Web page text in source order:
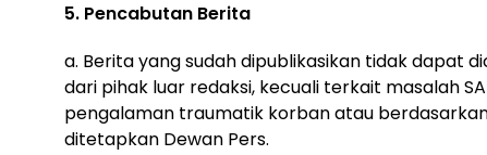
5. Pencabutan Berita
a. Berita yang sudah dipublikasikan tidak dapat
dari pihak luar redaksi, kecuali terkait masalah
pengalaman traumatik korban atau
ditetapkan Dewan Pers.